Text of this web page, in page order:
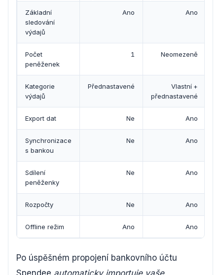
Základní
sledování
výdajů
Ano Ano
Počet
peněženek
1 Neomezeně
Kategorie
výdajů
Přednastavené
Vlastní +
přednastavené
Export dat Ne Ano
Synchronizace
s bankou
Ne Ano
Sdílení
peněženky
Ne Ano
Rozpočty Ne Ano
Offline režim Ano Ano
Po úspěšném propojení bankovního účtu
Spendee automaticky importuje vaše